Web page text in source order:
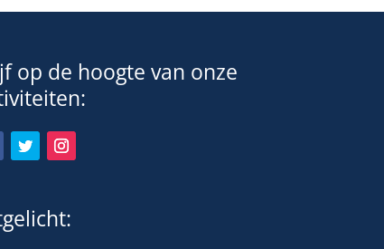
op de hoogte van onze